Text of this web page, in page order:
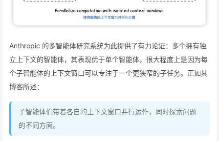
Anthropic 的多智能体研究系统为此提供了有力论证：多个拥有独
立上下文的智能体，其表现优于单个智能体，很大程度上是因为每
个子智能体的上下文窗口可以专注于一个更狭窄的子任务。正如其
博客所述：
子智能体们带着各自的上下文窗口并行运作，同时探索问题
的不同方面。